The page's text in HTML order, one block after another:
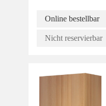
Online bestellbar
Nicht reservierbar